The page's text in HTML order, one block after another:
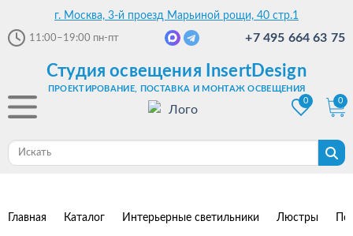
г. Москва, 3-й проезд Марьиной рощи, 40 стр.1
11:00–19:00 пн-пт +7 495 664 63 75
Студия освещения InsertDesign
ПРОЕКТИРОВАНИЕ, ПОСТАВКА И МОНТАЖ ОСВЕЩЕНИЯ
0
0
Главная Каталог Интерьерные светильники Люстры